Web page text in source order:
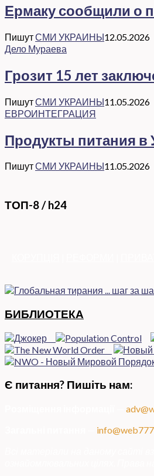
Ермаку сообщили о
ПишутСМИ УКРАИНЫ12.05.2026
Дело Мураева
Грозит 15 лет
ПишутСМИ УКРАИНЫ11.05.2026
ЕВРОИНТЕГРАЦИЯ
Продукты питания в
ПишутСМИ УКРАИНЫ11.05.2026
ТОП-8 / h24
БИБЛИОТЕКА
Є питання? Пишіть нам: